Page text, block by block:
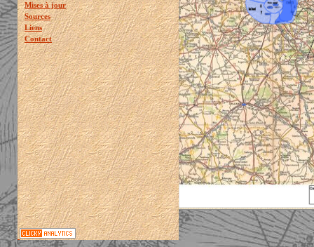
Mises à jour
Sources
Liens
Contact